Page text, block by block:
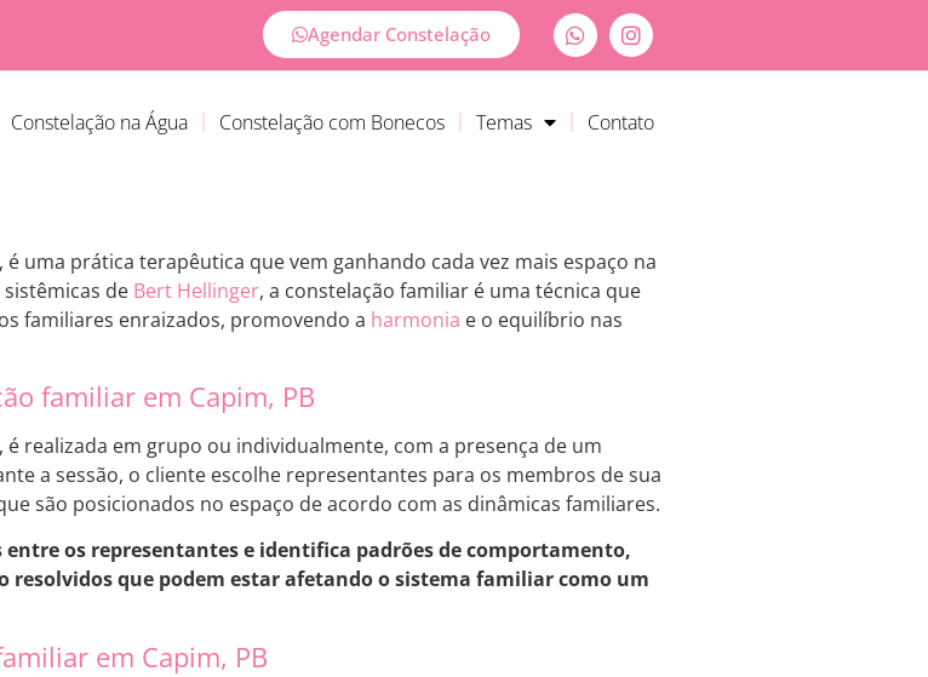
Agendar Constelação
Constelação na Água Constelação com Bonecos Temas Contato
é uma prática terapêutica que vem ganhando cada vez mais espaço na
de Bert Hellinger, a constelação familiar é uma técnica que
familiares enraizados, promovendo a harmonia e o equilíbrio nas
familiar em Capim, PB
é realizada em grupo ou individualmente, com a presença de um
a sessão, o cliente escolhe representantes para os membros de sua
são posicionados no espaço de acordo com as dinâmicas familiares.
os representantes e identifica padrões de comportamento,
resolvidos que podem estar afetando o sistema familiar como um
em Capim, PB